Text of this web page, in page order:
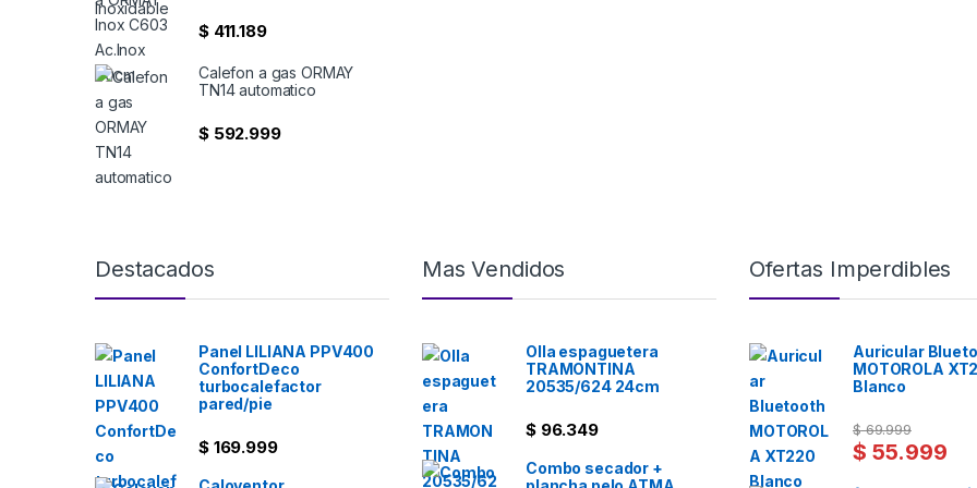
$411.189
Calefon a gas ORMAY
TN14 automatico
$592.999
Destacados
Panel LILIANA PPV400
ConfortDeco
turbocalefactor
pared/pie
$169.999
Mas Vendidos
Olla espaguetera
TRAMONTINA
20535/624 24cm
$96.349
Combo secador +
Ofertas Imperdibles
Auricular
MOTOROLA
Blanco
$ 55.999
$69.999